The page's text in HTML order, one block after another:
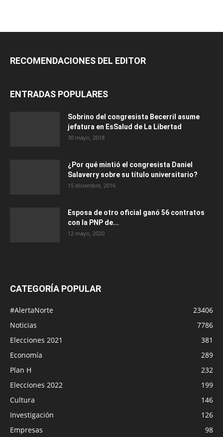
RECOMENDACIONES DEL EDITOR
ENTRADAS POPULARES
Sobrino del congresista Becerril asume
jefatura en EsSalud de La Libertad
30 mayo, 2018
¿Por qué mintió el congresista Daniel
Salaverry sobre su título universitario?
15 diciembre, 2016
Esposa de otro oficial ganó 56 contratos
con la PNP de...
12 mayo, 2020
CATEGORÍA POPULAR
#AlertaNorte
23406
Noticias
7786
Elecciones 2021
381
Economía
289
Plan H
232
Elecciones 2022
199
Cultura
146
Investigación
126
Empresas
98